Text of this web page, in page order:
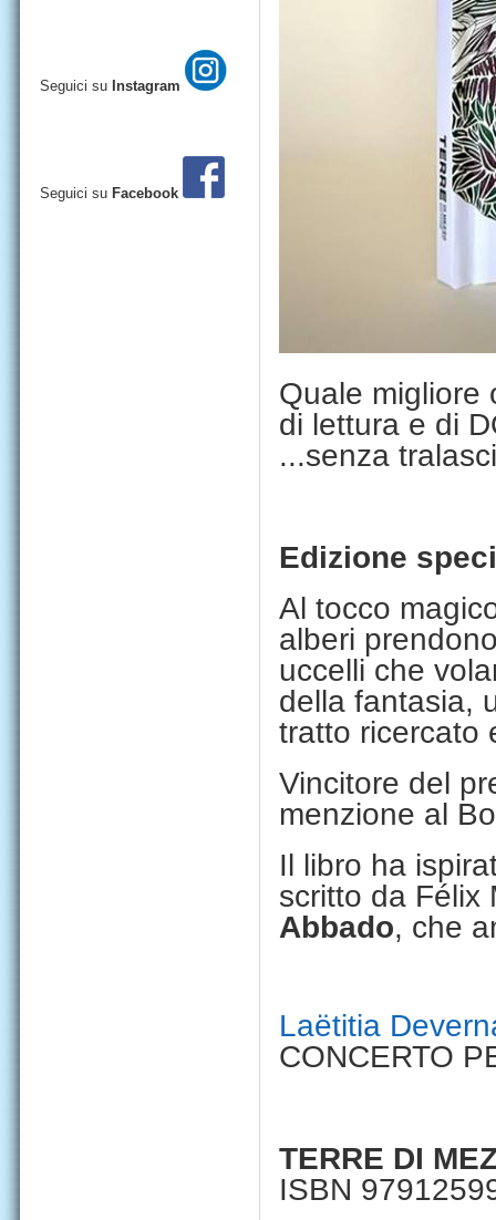
Quale migliore
di lettura e di
...senza
Edizione
Al tocco
alberi
uccelli che
della fantasia,
tratto ricercato
Vincitore del
menzione al
Il libro ha
scritto da Félix
Abbado, che
Laëtitia
CONCERTO
TERRE DI
ISBN
Seguici su Instagram
Seguici su Facebook